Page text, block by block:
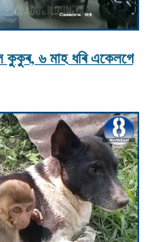
কুকুৰ, ৬ মাহ ধৰি একেলগে